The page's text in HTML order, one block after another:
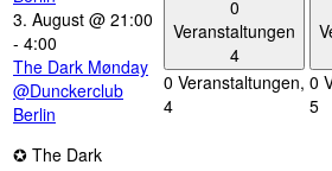
3. August @ 21:00
- 4:00
The Dark Mønday
@Dunckerclub
Berlin
✪ The Dark
0
Veranstaltungen
4
0 Veranstaltungen,
4
0
5